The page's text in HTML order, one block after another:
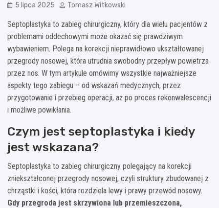
5 lipca 2025 Tomasz Witkowski
Septoplastyka to zabieg chirurgiczny, który dla wielu pacjentów z
problemami oddechowymi może okazać się prawdziwym
wybawieniem. Polega na korekcji nieprawidłowo ukształtowanej
przegrody nosowej, która utrudnia swobodny przepływ powietrza
przez nos. W tym artykule omówimy wszystkie najważniejsze
aspekty tego zabiegu – od wskazań medycznych, przez
przygotowanie i przebieg operacji, aż po proces rekonwalescencji
i możliwe powikłania.
Czym jest septoplastyka i kiedy
jest wskazana?
Septoplastyka to zabieg chirurgiczny polegający na korekcji
zniekształconej przegrody nosowej, czyli struktury zbudowanej z
chrząstki i kości, która rozdziela lewy i prawy przewód nosowy.
Gdy przegroda jest skrzywiona lub przemieszczona,